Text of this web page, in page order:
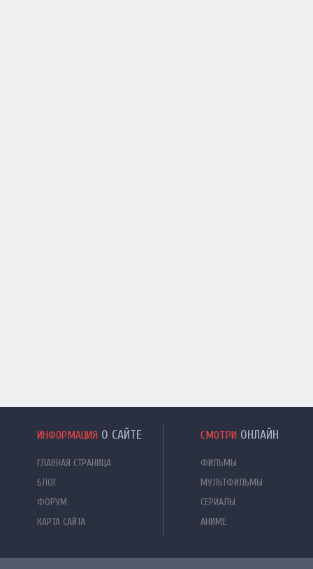
ИНФОРМАЦИЯ О САЙТЕ
ГЛАВНАЯ СТРАНИЦА
БЛОГ
ФОРУМ
КАРТА САЙТА
СМОТРИ ОНЛАЙН
ФИЛЬМЫ
МУЛЬТФИЛЬМЫ
СЕРИАЛЫ
АНИМЕ